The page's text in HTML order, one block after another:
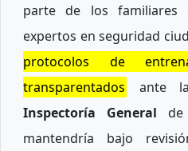
parte de los familiares
expertos en seguridad
protocolos de
transparentados
ante
Inspectoría General de
mantendría bajo